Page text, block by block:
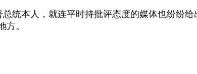
统本人，就连平时持批评态度的媒体也纷纷
。